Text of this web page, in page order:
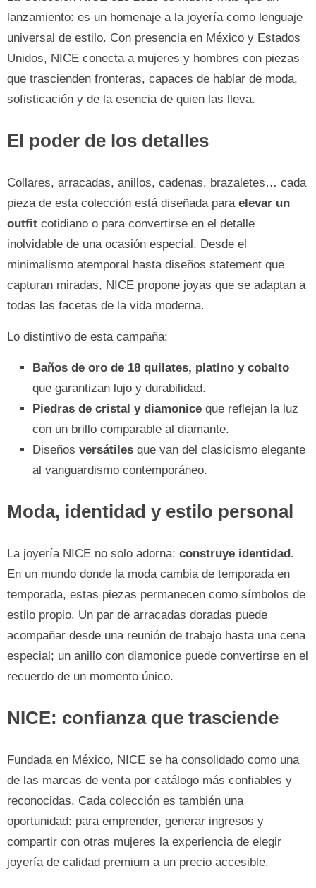
lanzamiento: es un homenaje a la joyería como lenguaje
universal de estilo. Con presencia en México y Estados
Unidos, NICE conecta a mujeres y hombres con piezas
que trascienden fronteras, capaces de hablar de moda,
sofisticación y de la esencia de quien las lleva.
El poder de los detalles
Collares, arracadas, anillos, cadenas, brazaletes… cada
pieza de esta colección está diseñada para elevar un
outfit cotidiano o para convertirse en el detalle
inolvidable de una ocasión especial. Desde el
minimalismo atemporal hasta diseños statement que
capturan miradas, NICE propone joyas que se adaptan a
todas las facetas de la vida moderna.
Lo distintivo de esta campaña:
Baños de oro de 18 quilates, platino y cobalto
que garantizan lujo y durabilidad.
Piedras de cristal y diamonice que reflejan la luz
con un brillo comparable al diamante.
Diseños versátiles que van del clasicismo elegante
al vanguardismo contemporáneo.
Moda, identidad y estilo personal
La joyería NICE no solo adorna: construye identidad.
En un mundo donde la moda cambia de temporada en
temporada, estas piezas permanecen como símbolos de
estilo propio. Un par de arracadas doradas puede
acompañar desde una reunión de trabajo hasta una cena
especial; un anillo con diamonice puede convertirse en el
recuerdo de un momento único.
NICE: confianza que trasciende
Fundada en México, NICE se ha consolidado como una
de las marcas de venta por catálogo más confiables y
reconocidas. Cada colección es también una
oportunidad: para emprender, generar ingresos y
compartir con otras mujeres la experiencia de elegir
joyería de calidad premium a un precio accesible.